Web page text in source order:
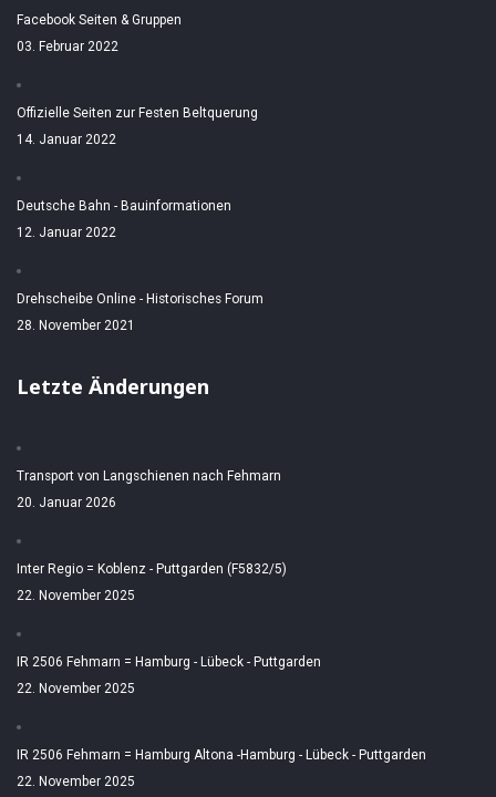
Facebook Seiten & Gruppen
03. Februar 2022
Offizielle Seiten zur Festen Beltquerung
14. Januar 2022
Deutsche Bahn - Bauinformationen
12. Januar 2022
Drehscheibe Online - Historisches Forum
28. November 2021
Letzte Änderungen
Transport von Langschienen nach Fehmarn
20. Januar 2026
Inter Regio = Koblenz - Puttgarden (F5832/5)
22. November 2025
IR 2506 Fehmarn = Hamburg - Lübeck - Puttgarden
22. November 2025
IR 2506 Fehmarn = Hamburg Altona -Hamburg - Lübeck - Puttgarden
22. November 2025